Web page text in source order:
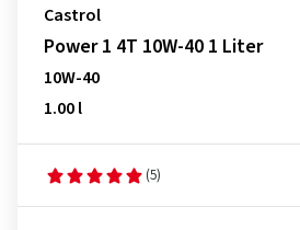
Castrol
Power 1 4T 10W-40 1 Liter
10W-40
1.00 l
(5)